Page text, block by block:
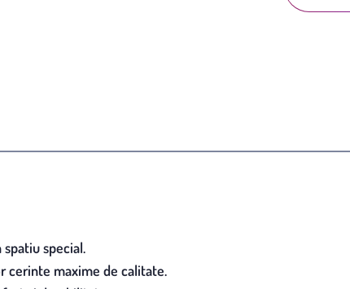
special.
cerinte maxime de calitate.